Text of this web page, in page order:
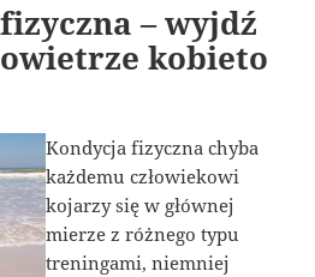
– wyjdź
kobieto
Kondycja fizyczna chyba
każdemu człowiekowi
kojarzy się w głównej
mierze z różnego typu
treningami, niemniej